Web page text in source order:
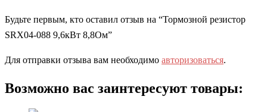
Будьте первым, кто оставил отзыв на “Тормозной резистор
SRX04-088 9,6кВт 8,8Ом”
Для отправки отзыва вам необходимо авторизоваться.
Возможно вас заинтересуют товары: